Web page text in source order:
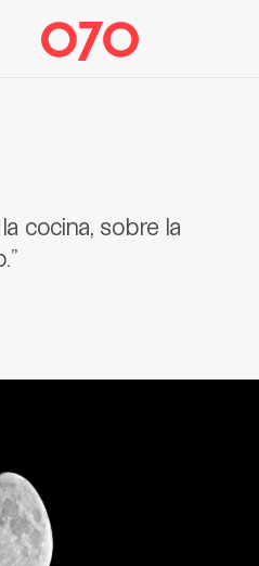
cocina, sobre la